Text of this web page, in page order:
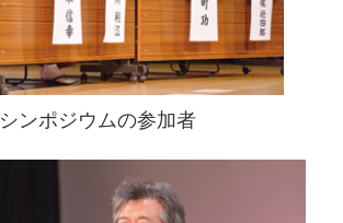
シンポジウムの参加者